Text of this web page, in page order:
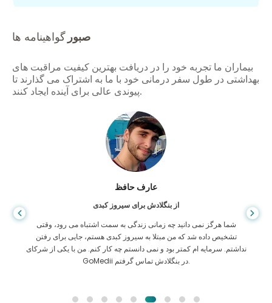
صبور گواهینامه ها
بیماران ما تجربه خود را در دریافت بهترین کیفیت مراقبت های
بهداشتی در طول سفر درمانی خود با ما به اشتراک می گذارند تا
پیوندی عالی برای آینده ایجاد کنند.
عارف حافظ
از بنگلادش برای سیروز کبدی
شما هرگز نمی دانید چه زمانی زندگی به سمت اشتباه می رود، وقتی
تشخیص داده شد که من مبتلا به سیروز کبدی هستم، جایی برای رفتن
نداشتم. سرمایه ام کمتر بود و نمی دانستم چه کار کنم. من با یکی از شرکای
GoMedii در بنگلادش تماس گرفتم.